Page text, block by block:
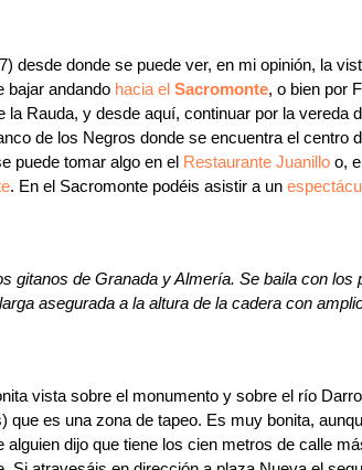
desde donde se puede ver, en mi opinión, la
bajar andando hacia el Sacromonte, o bien por
Rauda, y desde aquí, continuar por la vereda
de los Negros donde se encuentra el centro
puede tomar algo en el Restaurante Juanillo o,
. En el Sacromonte podéis asistir a un
gitanos de Granada y Almería. Se baila con los
asegurada a la altura de la cadera con
vista sobre el monumento y sobre el río
es una zona de tapeo. Es muy bonita,
dijo que tiene los cien metros de calle